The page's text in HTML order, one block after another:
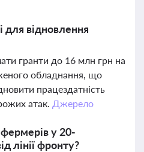
для відновлення
гранти до 16 млн грн на
обладнання, що
працездатність
атак. Джерело
у 20-
лінії фронту?